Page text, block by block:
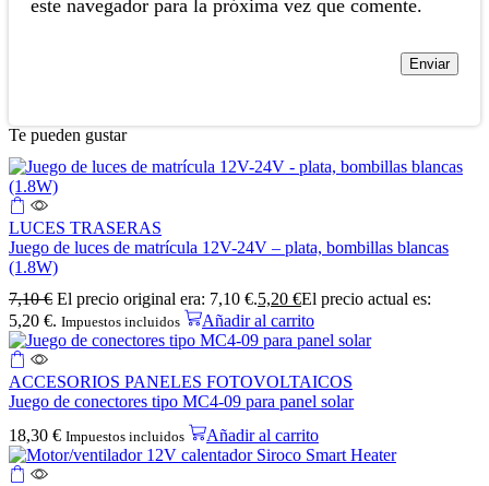
este navegador para la próxima vez que comente.
Te pueden gustar
LUCES TRASERAS
Juego de luces de matrícula 12V-24V – plata, bombillas blancas
(1.8W)
7,10€ El precio original era: 7,10 €.5,20 €El precio actual es:
5,20 €. Impuestos incluidos Añadir al carrito
ACCESORIOS PANELES FOTOVOLTAICOS
Juego de conectores tipo MC4-09 para panel solar
18,30 € Impuestos incluidos Añadir al carrito